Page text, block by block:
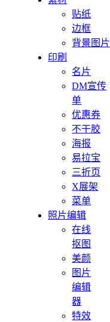
贴纸
边框
背景图片
印刷
名片
DM宣传
单
优惠券
不干胶
海报
易拉宝
三折页
X展架
菜单
照片编辑
在线
抠图
美颜
图片
编辑
器
特效